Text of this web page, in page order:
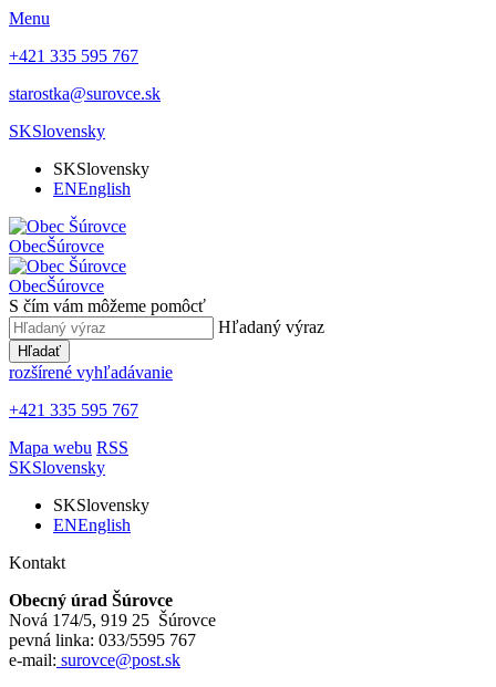
Menu
+421 335 595 767
starostka@surovce.sk
SKSlovensky
SKSlovensky
ENEnglish
ObecŠúrovce
ObecŠúrovce
S čím vám môžeme pomôcť
Hľadaný výraz
Hľadať
rozšírené vyhľadávanie
+421 335 595 767
Mapa webu RSS
SKSlovensky
SKSlovensky
ENEnglish
Kontakt
Obecný úrad Šúrovce
Nová 174/5, 919 25 Šúrovce
pevná linka: 033/5595 767
e-mail: surovce@post.sk